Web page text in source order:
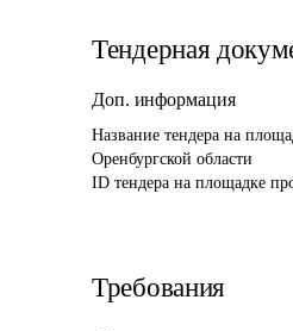
Тендерная
Доп. информация
Название тендера на
Оренбургской области
ID тендера на площадке
Требования